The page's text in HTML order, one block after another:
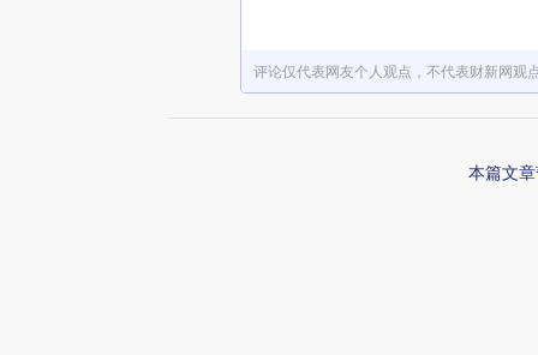
评论仅代表网友个人观点，不代表财新网观
本篇文